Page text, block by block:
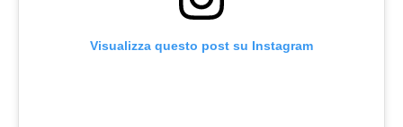
Visualizza questo post su Instagram